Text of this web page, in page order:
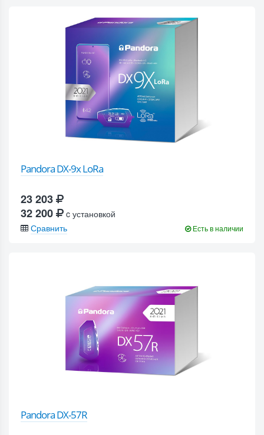
Pandora DX-9x LoRa
23 203
32 200
c установкой
Сравнить
Есть в наличии
Pandora DX-57R